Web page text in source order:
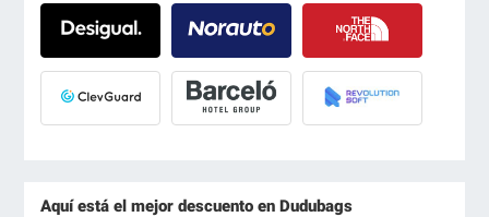
Aquí está el mejor descuento en Dudubags